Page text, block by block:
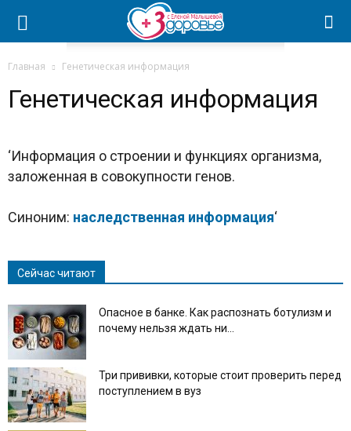
Главная Генетическая информация
Генетическая информация
‘Информация о строении и функциях организма,
заложенная в совокупности генов.
Синоним: наследственная информация‘
Сейчас читают
Опасное в банке. Как распознать ботулизм и
почему нельзя ждать ни...
Три прививки, которые стоит проверить перед
поступлением в вуз